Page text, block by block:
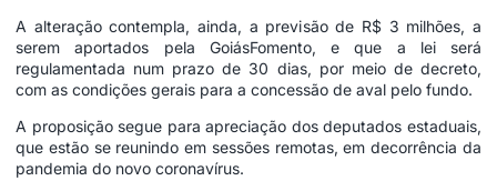
A alteração contempla, ainda, a previsão de R$ 3 milhões, a
serem aportados pela GoiásFomento, e que a lei será
regulamentada num prazo de 30 dias, por meio de decreto,
com as condições gerais para a concessão de aval pelo fundo.
A proposição segue para apreciação dos deputados estaduais,
que estão se reunindo em sessões remotas, em decorrência da
pandemia do novo coronavírus.